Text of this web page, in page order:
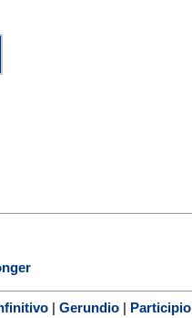
Gerundio
Participio